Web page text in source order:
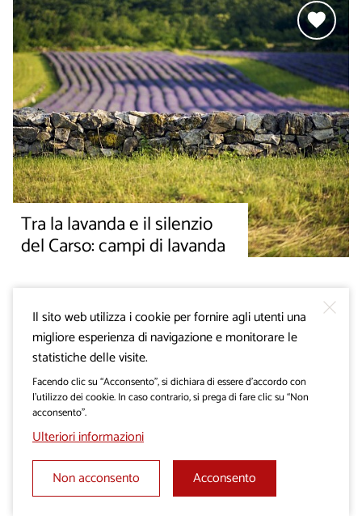
Tra la lavanda e il silenzio
del Carso: campi di lavanda
Il sito web utilizza i cookie per fornire agli utenti una
migliore esperienza di navigazione e monitorare le
statistiche delle visite.
Facendo clic su “Acconsento”, si dichiara di essere d’accordo con
l’utilizzo dei cookie. In caso contrario, si prega di fare clic su “Non
acconsento”.
Ulteriori informazioni
Non acconsento
Acconsento